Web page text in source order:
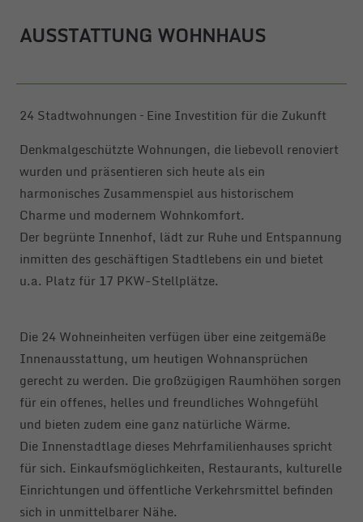
AUSSTATTUNG WOHNHAUS
24 Stadtwohnungen – Eine Investition für die Zukunft
Denkmalgeschützte Wohnungen, die liebevoll renoviert
wurden und präsentieren sich heute als ein
harmonisches Zusammenspiel aus historischem
Charme und modernem Wohnkomfort.
Der begrünte Innenhof, lädt zur Ruhe und Entspannung
inmitten des geschäftigen Stadtlebens ein und bietet
u.a. Platz für 17 PKW-Stellplätze.
Die 24 Wohneinheiten verfügen über eine zeitgemäße
Innenausstattung, um heutigen Wohnansprüchen
gerecht zu werden. Die großzügigen Raumhöhen sorgen
für ein offenes, helles und freundliches Wohngefühl
und bieten zudem eine ganz natürliche Wärme.
Die Innenstadtlage dieses Mehrfamilienhauses spricht
für sich. Einkaufsmöglichkeiten, Restaurants, kulturelle
Einrichtungen und öffentliche Verkehrsmittel befinden
sich in unmittelbarer Nähe.